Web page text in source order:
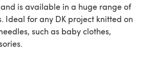
is available in a huge range of
Ideal for any DK project knitted on
such as baby clothes,